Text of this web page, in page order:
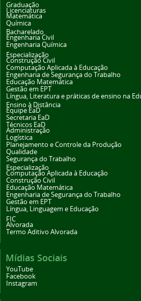
Graduação
Licenciaturas
Matemática
Química
Bacharelado
Engenharia Civil
Engenharia Química
Especialização
Construção Civil
Computação Aplicada à Educação
Engenharia de Segurança do Trabalho
Educação Matemática
Gestão em EPT
Língua, Literatura e práticas de ensino na
Ensino à Distância
Equipe EaD
Secretaria EaD
Técnicos EaD
Administração
Logística
Planejamento e Controle da Produção
Qualidade
Segurança do Trabalho
Especialização
Computação Aplicada à Educação
Construção Civil
Educação Matemática
Engenharia de Segurança do Trabalho
Gestão em EPT
Língua, Linguagem e Educação
FIC
Alvorada
Termo Aditivo Alvorada
Mídias Sociais
YouTube
Facebook
Instagram